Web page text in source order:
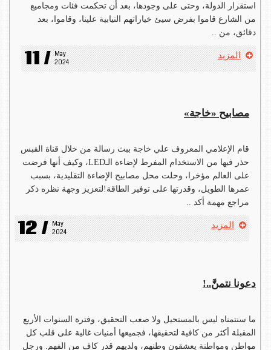
استقرار الدولة، وحتى على وجودها، بعد أن تحكمت فئات ومجاميع
من الشارع قاموا بفرض سيئ خياراتهم النيابية علينا، وقاموا، بعد
دقائق، من ..
11 / May
2024
المزيد
مصابيح «خاجة»
قام الإعلامي المعروف علي خاجة ببث رسالة من خلال قناة القبس
حذر فيها من الاستخدام المفرط لإضاءة الـLED، وكيف أنها فرضت
على العالم مؤخرا، وحلت محل مصابيح الإضاءة التقليدية، بسبب
عمرها الطويل، وقدرتها على توفير الطاقة!لتعزيز وجهة نظره ذكر
مراجع مهمة أكد ..
12 / May
2024
المزيد
دعونا نتمنَّ..!
ما سنتمناه ليس بالمستحيل ولا صعب التحقيق، وفترة السنوات الأربع
المقبلة أكثر من كافية لتحقيقها، فجميعها أمنيات غالية على قلب كل
مواطن ومواطنة يعشقون وطنهم، ولديهم قدر كاف من الفهم. ورجل